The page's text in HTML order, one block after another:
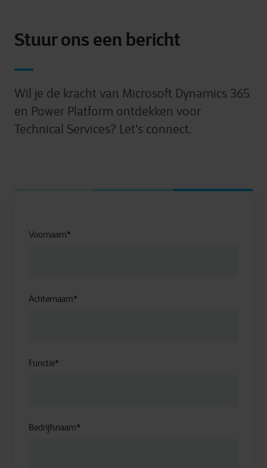
Stuur ons een bericht
Wil je de kracht van Microsoft Dynamics 365
en Power Platform ontdekken voor
Technical Services? Let's connect.
Voornaam*
Achternaam*
Functie*
Bedrijfsnaam*